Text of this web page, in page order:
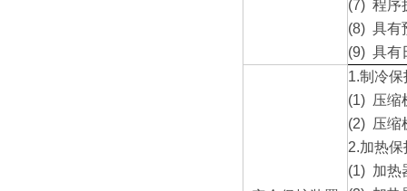
(7) 程序
(8) 具有
(9) 具有
1.制冷保
(1) 压缩
(2) 压缩
2.加热保
(1) 加热